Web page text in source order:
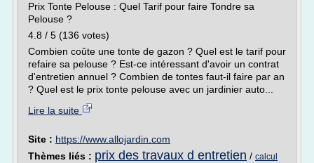
Prix Tonte Pelouse : Quel Tarif pour faire Tondre sa
Pelouse ?
4.8 / 5 (136 votes)
Combien coûte une tonte de gazon ? Quel est le tarif pour
refaire sa pelouse ? Est-ce intéressant d'avoir un contrat
d'entretien annuel ? Combien de tontes faut-il faire par an
? Quel est le prix tonte pelouse avec un jardinier auto...
Lire la suite
Site : https://www.allojardin.com
Thèmes liés : prix des travaux d entretien / calcul